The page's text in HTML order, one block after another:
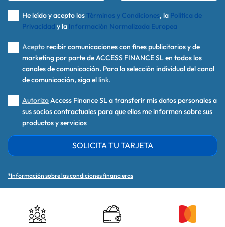
He leído y acepto los Términos y Condiciones, la Política de
Privacidad y la Información Normalizada Europea
Aceptorecibir comunicaciones con fines publicitarios y de
marketing por parte de ACCESS FINANCE SL en todos los
canales de comunicación. Para la selección individual del canal
de comunicación, siga ellink.
AutorizoAccess Finance SL a transferir mis datos personales a
sus socios contractuales para que ellos me informen sobre sus
productos y servicios
SOLICITA TU TARJETA
*Información sobre las condiciones financieras